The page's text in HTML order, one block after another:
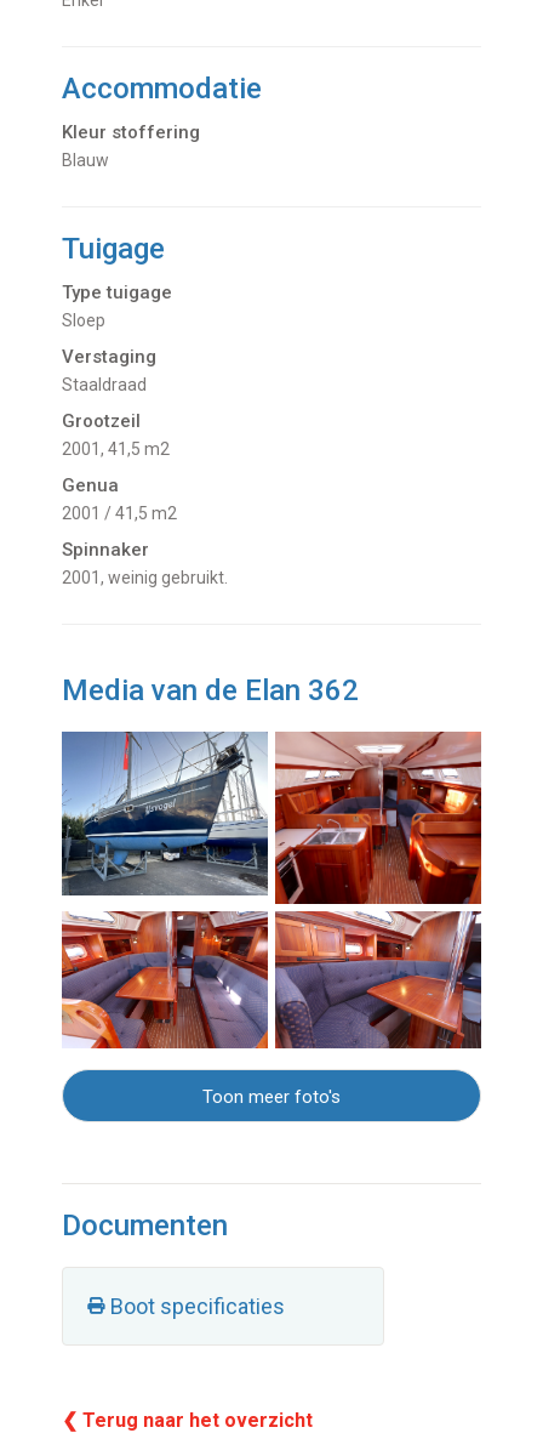
Accommodatie
Kleur stoffering
Blauw
Tuigage
Type tuigage
Sloep
Verstaging
Staaldraad
Grootzeil
2001, 41,5 m2
Genua
2001 / 41,5 m2
Spinnaker
2001, weinig gebruikt.
Media van de Elan 362
Toon meer foto's
Documenten
Boot specificaties
❮ Terug naar het overzicht